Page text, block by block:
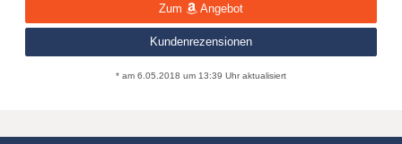
Zum Angebot
Kundenrezensionen
* am 6.05.2018 um 13:39 Uhr aktualisiert